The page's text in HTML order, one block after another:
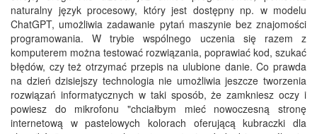
naturalny język procesowy, który jest dostępny np. w modelu
ChatGPT, umożliwia zadawanie pytań maszynie bez znajomości
programowania. W trybie wspólnego uczenia się razem z
komputerem można testować rozwiązania, poprawiać kod, szukać
błędów, czy też otrzymać przepis na ulubione danie. Co prawda
na dzień dzisiejszy technologia nie umożliwia jeszcze tworzenia
rozwiązań informatycznych w taki sposób, że zamkniesz oczy i
powiesz do mikrofonu "chciałbym mieć nowoczesną stronę
internetową w pastelowych kolorach oferującą kubraczki dla